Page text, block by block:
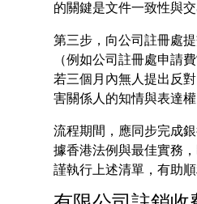
的關鍵是文件一致性與
第三步，向公司註冊處
（例如公司註冊處申請
若三個月內無人提出反
害關係人的知情與表達權
流程期間，應同步完成
據香港法例與最佳實務
謹執行上述清單，有助